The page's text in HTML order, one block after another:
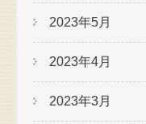
2023年5月
2023年4月
2023年3月